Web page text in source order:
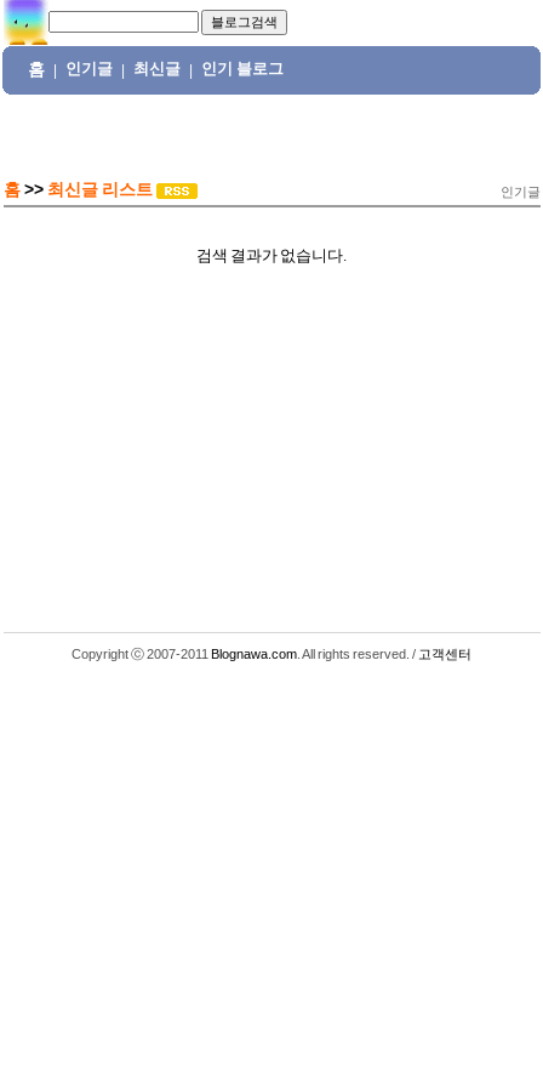
홈 인기글 최신글 인기 블로그
홈 >> 최신글 리스트 인기글
검색 결과가 없습니다.
Copyright ⓒ 2007-2011 Blognawa.com . All rights reserved. / 고객센터